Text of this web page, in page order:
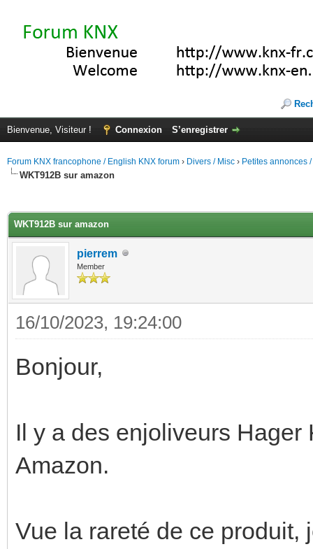
Bienvenue, Visiteur ! Connexion S’enregistrer
Forum KNX francophone / English KNX forum › Divers / Misc › Petites annonces
WKT912B sur amazon
WKT912B sur amazon
pierrem
Member
16/10/2023, 19:24:00
Bonjour,
Il y a des enjoliveurs
Amazon.
Vue la rareté de ce produit,